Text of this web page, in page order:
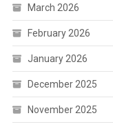
March 2026
February 2026
January 2026
December 2025
November 2025